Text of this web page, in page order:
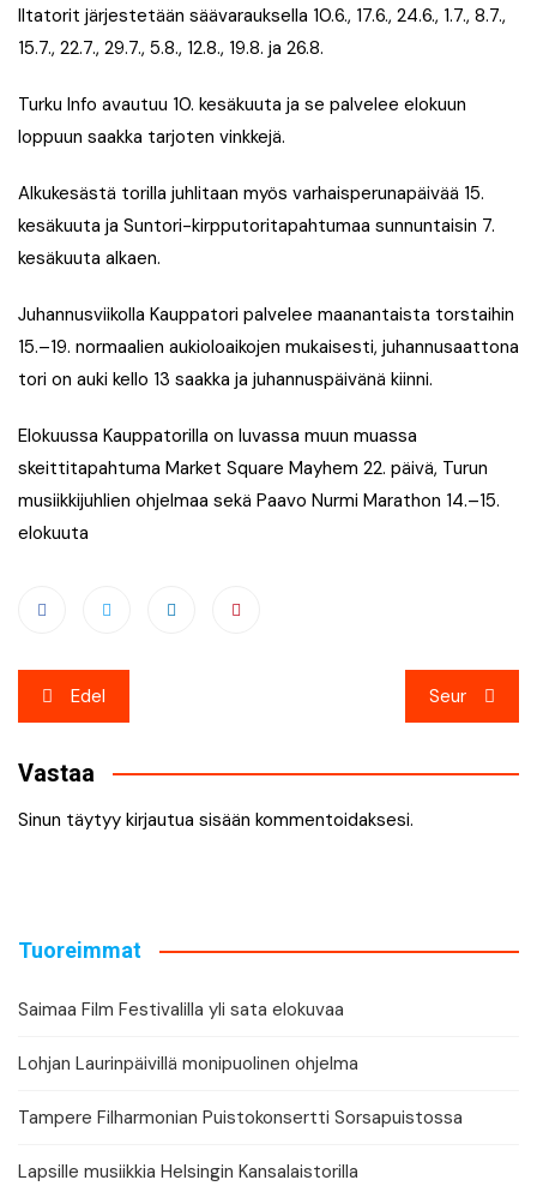
Iltatorit järjestetään säävarauksella 10.6., 17.6., 24.6., 1.7., 8.7.,
15.7., 22.7., 29.7., 5.8., 12.8., 19.8. ja 26.8.
Turku Info avautuu 10. kesäkuuta ja se palvelee elokuun
loppuun saakka tarjoten vinkkejä.
Alkukesästä torilla juhlitaan myös varhaisperunapäivää 15.
kesäkuuta ja Suntori-kirpputoritapahtumaa sunnuntaisin 7.
kesäkuuta alkaen.
Juhannusviikolla Kauppatori palvelee maanantaista torstaihin
15.–19. normaalien aukioloaikojen mukaisesti, juhannusaattona
tori on auki kello 13 saakka ja juhannuspäivänä kiinni.
Elokuussa Kauppatorilla on luvassa muun muassa
skeittitapahtuma Market Square Mayhem 22. päivä, Turun
musiikkijuhlien ohjelmaa sekä Paavo Nurmi Marathon 14.–15.
elokuuta
Artikkelien
selaus
Edel Seur
Vastaa
Sinun täytyy kirjautua sisään kommentoidaksesi.
Tuoreimmat
Saimaa Film Festivalilla yli sata elokuvaa
Lohjan Laurinpäivillä monipuolinen ohjelma
Tampere Filharmonian Puistokonsertti Sorsapuistossa
Lapsille musiikkia Helsingin Kansalaistorilla